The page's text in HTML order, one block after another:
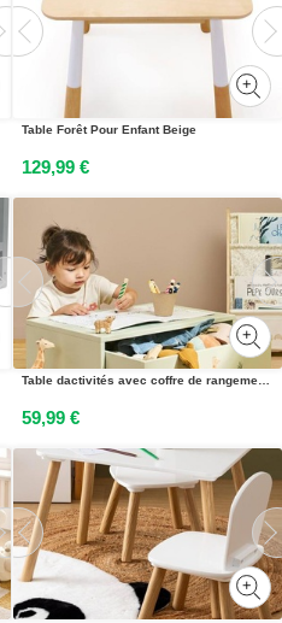
Table Forêt Pour Enfant Beige
129,99 €
Table dactivités avec coffre de rangement beige
59,99 €